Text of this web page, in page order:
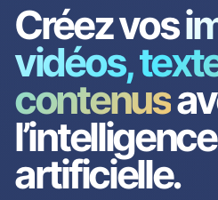
Créez vos
vidéos,
contenus
l’intelligence
artificielle.